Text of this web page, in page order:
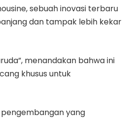
sebuah inovasi terbaru
dan tampak lebih kekar
menandakan bahwa ini
khusus untuk
pengembangan yang